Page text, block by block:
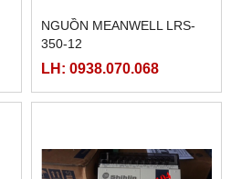
NGUỒN MEANWELL LRS-
350-12
LH: 0938.070.068